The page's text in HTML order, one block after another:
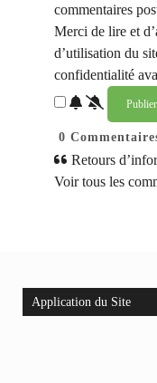
commentaires
Merci de lire et
d’utilisation du
confidentialité
0
Retours
Voir tous les
Application du Site